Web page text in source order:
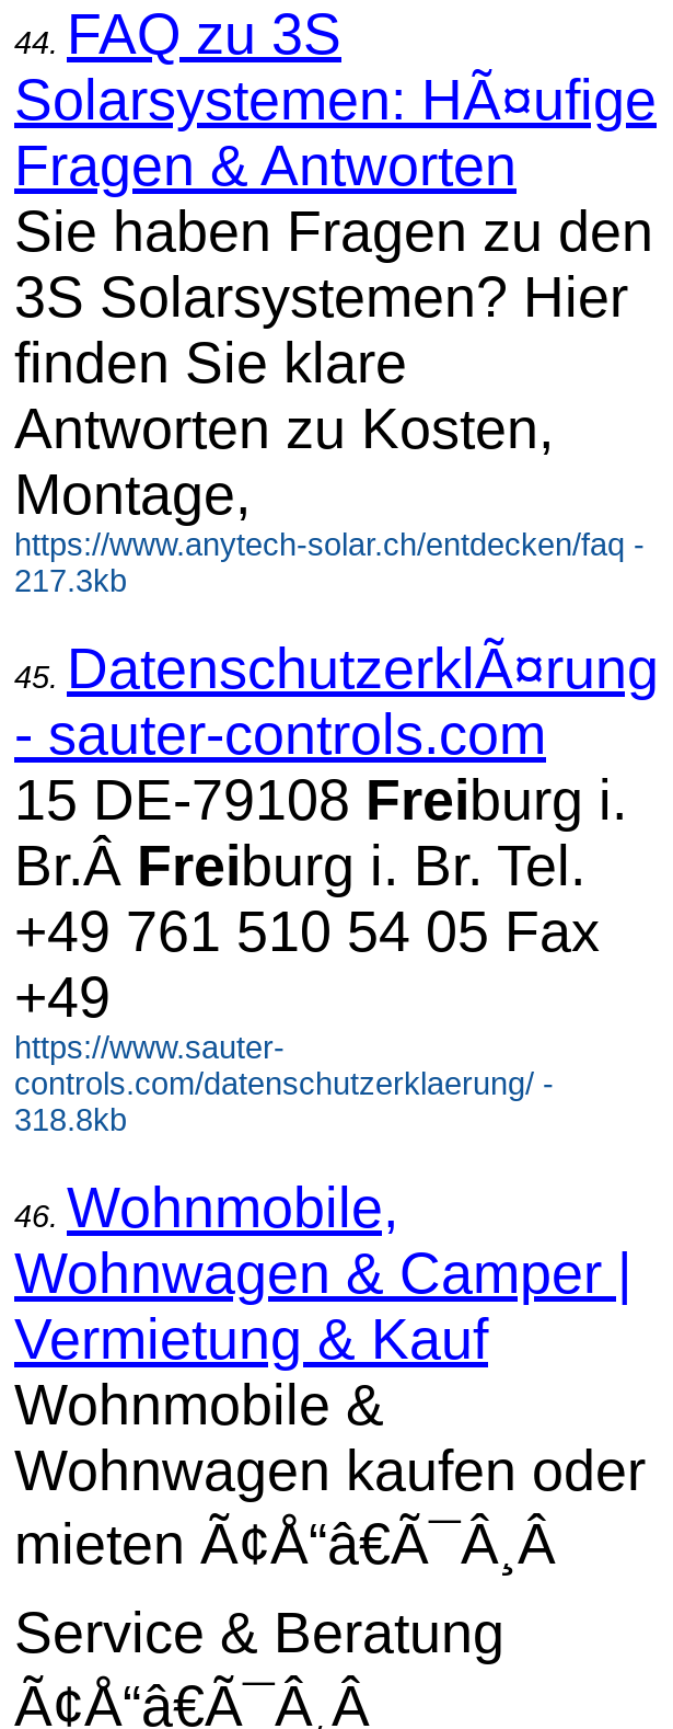
44. FAQ zu 3S
Solarsystemen: HÃ¤ufige
Fragen & Antworten
Sie haben Fragen zu den
3S Solarsystemen? Hier
finden Sie klare
Antworten zu Kosten,
Montage,
https://www.anytech-solar.ch/entdecken/faq -
217.3kb
45. DatenschutzerklÃ¤rung
- sauter-controls.com
15 DE-79108 Freiburg i.
Br.Â Freiburg i. Br. Tel.
+49 761 510 54 05 Fax
+49
https://www.sauter-
controls.com/datenschutzerklaerung/ -
318.8kb
46. Wohnmobile,
Wohnwagen & Camper |
Vermietung & Kauf
Wohnmobile &
Wohnwagen kaufen oder
mieten Ã¢Å“â€Ã¯Â¸Â
Service & Beratung
Ã¢Å“â€Ã¯Â¸Â